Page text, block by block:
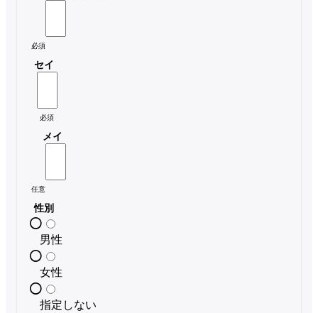
必須
セイ
必須
メイ
任意
性別
男性
女性
指定しない